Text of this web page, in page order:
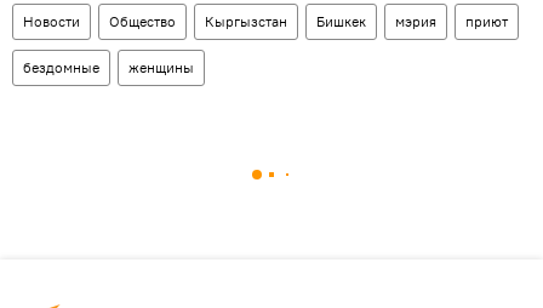
Новости Общество Кыргызстан Бишкек мэрия приют
бездомные женщины